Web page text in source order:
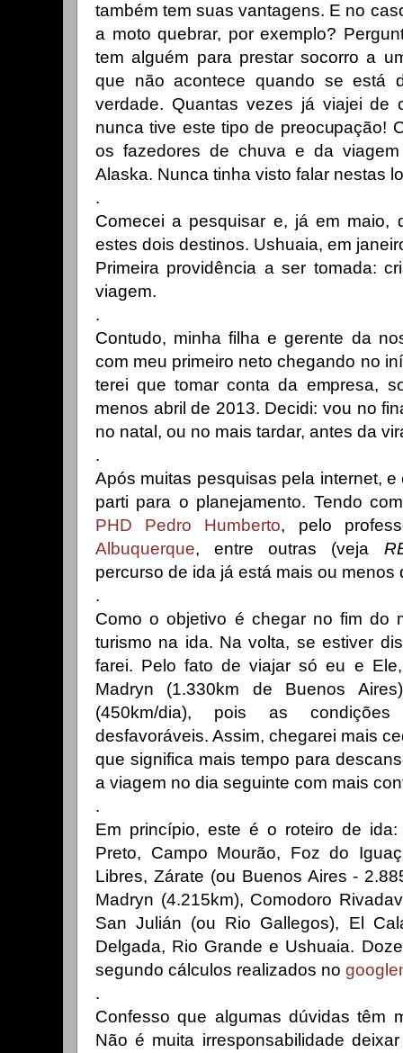
também tem suas vantagens. E no
a moto quebrar, por exemplo?
tem alguém para prestar socorro a
que não acontece quando se está
verdade. Quantas vezes já viajei de
nunca tive este tipo de preocupação!
os fazedores de chuva e da
Alaska. Nunca tinha visto falar nestas
.
Comecei a pesquisar e, já em maio,
estes dois destinos. Ushuaia, em
Primeira providência a ser tomada:
viagem.
.
Contudo, minha filha e gerente da
com meu primeiro neto chegando no
terei que tomar conta da empresa,
menos abril de 2013. Decidi: vou no
no natal, ou no mais tardar, antes da
.
Após muitas pesquisas pela internet,
parti para o planejamento. Tendo
PHD Pedro Humberto, pelo
Albuquerque, entre outras (veja
percurso de ida já está mais ou menos
.
Como o objetivo é chegar no fim do
turismo na ida. Na volta, se estiver
farei. Pelo fato de viajar só eu e
Madryn (1.330km de Buenos
(450km/dia), pois as condições
desfavoráveis. Assim, chegarei mais
que significa mais tempo para
a viagem no dia seguinte com mais
.
Em princípio, este é o roteiro de
Preto, Campo Mourão, Foz do
Libres, Zárate (ou Buenos Aires -
Madryn (4.215km), Comodoro
San Julián (ou Rio Gallegos), El
Delgada, Rio Grande e Ushuaia.
segundo cálculos realizados no
.
Confesso que algumas dúvidas têm
Não é muita irresponsabilidade